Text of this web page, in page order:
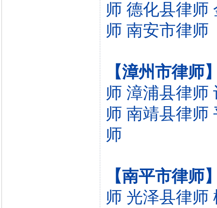
师 德化县律师
师 南安市律师
【漳州市律师
师 漳浦县律师
师 南靖县律师
师
【南平市律师
师 光泽县律师